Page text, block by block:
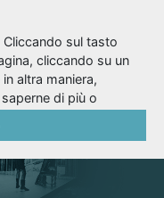
sul tasto
cliccando su un
altra maniera,
di più o